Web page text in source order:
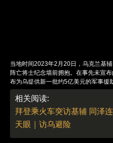
当地时间2023年2月20日，乌克兰基
阵亡将士纪念墙前拥抱。在事先未宣
布为乌提供新一批约5亿美元的军事援
克兰的首次访问。自俄乌冲突爆发以
兰。图：Dimitar Dilkoff/视觉中国
责任编辑：董德 朱传涛（实习） | 版
相关阅读:
拜登乘火车突访基辅 同泽
天眼｜访乌避险